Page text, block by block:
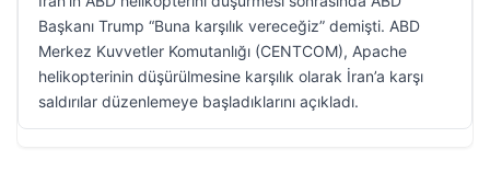
Başkanı Trump “Buna karşılık vereceğiz” demişti. ABD
Merkez Kuvvetler Komutanlığı (CENTCOM), Apache
helikopterinin düşürülmesine karşılık olarak İran’a karşı
saldırılar düzenlemeye başladıklarını açıkladı.